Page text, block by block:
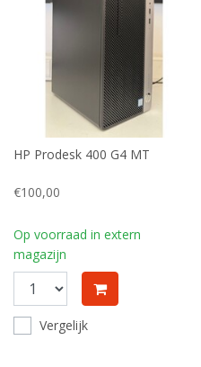
HP Prodesk 400 G4 MT
€100,00
Op voorraad in extern
magazijn
Vergelijk